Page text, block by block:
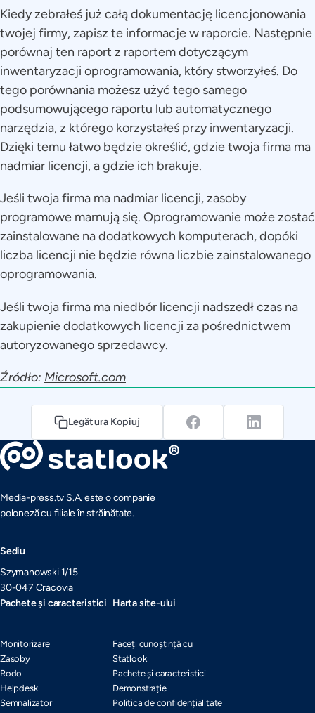
Kiedy zebrałeś już całą dokumentację licencjonowania
twojej firmy, zapisz te informacje w raporcie. Następnie
porównaj ten raport z raportem dotyczącym
inwentaryzacji oprogramowania, który stworzyłeś. Do
tego porównania możesz użyć tego samego
podsumowującego raportu lub automatycznego
narzędzia, z którego korzystałeś przy inwentaryzacji.
Dzięki temu łatwo będzie określić, gdzie twoja firma ma
nadmiar licencji, a gdzie ich brakuje.
Jeśli twoja firma ma nadmiar licencji, zasoby
programowe marnują się. Oprogramowanie może zostać
zainstalowane na dodatkowych komputerach, dopóki
liczba licencji nie będzie równa liczbie zainstalowanego
oprogramowania.
Jeśli twoja firma ma niedbór licencji nadszedł czas na
zakupienie dodatkowych licencji za pośrednictwem
autoryzowanego sprzedawcy.
Źródło: Microsoft.com
Legătura Kopiuj
Media-press.tv S.A. este o companie
poloneză cu filiale în străinătate.
Sediu
Szymanowski 1/15
30-047 Cracovia
Pachete și caracteristici
Monitorizare
Zasoby
Rodo
Helpdesk
Semnalizator
Harta site-ului
Faceți cunoștință cu
Statlook
Pachete și caracteristici
Demonstrație
Politica de confidențialitate